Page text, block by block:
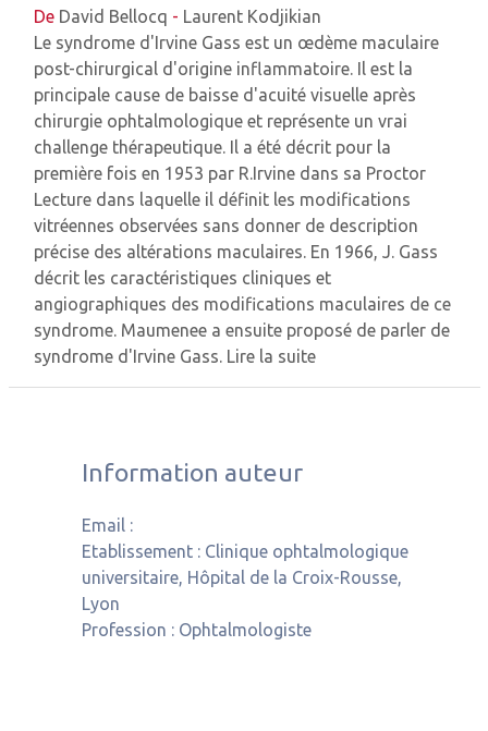
De David Bellocq - Laurent Kodjikian
Le syndrome d'Irvine Gass est un œdème maculaire
post-chirurgical d'origine inflammatoire. Il est la
principale cause de baisse d'acuité visuelle après
chirurgie ophtalmologique et représente un vrai
challenge thérapeutique. Il a été décrit pour la
première fois en 1953 par R.Irvine dans sa Proctor
Lecture dans laquelle il définit les modifications
vitréennes observées sans donner de description
précise des altérations maculaires. En 1966, J. Gass
décrit les caractéristiques cliniques et
angiographiques des modifications maculaires de ce
syndrome. Maumenee a ensuite proposé de parler de
syndrome d'Irvine Gass. Lire la suite
Information auteur
Email :
Etablissement : Clinique ophtalmologique
universitaire, Hôpital de la Croix-Rousse,
Lyon
Profession : Ophtalmologiste